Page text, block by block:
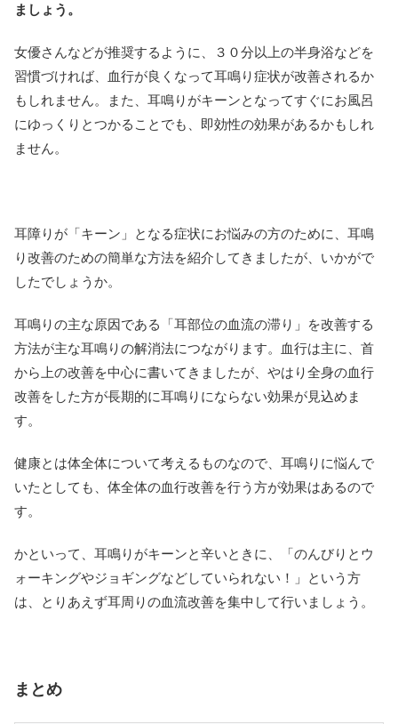
ましょう。
女優さんなどが推奨するように、３０分以上の半身浴などを
習慣づければ、血行が良くなって耳鳴り症状が改善されるか
もしれません。また、耳鳴りがキーンとなってすぐにお風呂
にゆっくりとつかることでも、即効性の効果があるかもしれ
ません。
耳障りが「キーン」となる症状にお悩みの方のために、耳鳴
り改善のための簡単な方法を紹介してきましたが、いかがで
したでしょうか。
耳鳴りの主な原因である「耳部位の血流の滞り」を改善する
方法が主な耳鳴りの解消法につながります。血行は主に、首
から上の改善を中心に書いてきましたが、やはり全身の血行
改善をした方が長期的に耳鳴りにならない効果が見込めま
す。
健康とは体全体について考えるものなので、耳鳴りに悩んで
いたとしても、体全体の血行改善を行う方が効果はあるので
す。
かといって、耳鳴りがキーンと辛いときに、「のんびりとウ
ォーキングやジョギングなどしていられない！」という方
は、とりあえず耳周りの血流改善を集中して行いましょう。
まとめ